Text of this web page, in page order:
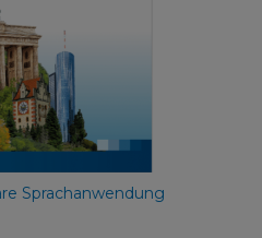
Sprachanwendung